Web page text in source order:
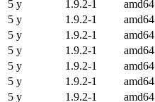
5 y
1.9.2-1 amd64
5 y
1.9.2-1 amd64
5 y
1.9.2-1 amd64
5 y
1.9.2-1 amd64
5 y
1.9.2-1 amd64
5 y
1.9.2-1 amd64
5 y
1.9.2-1 amd64